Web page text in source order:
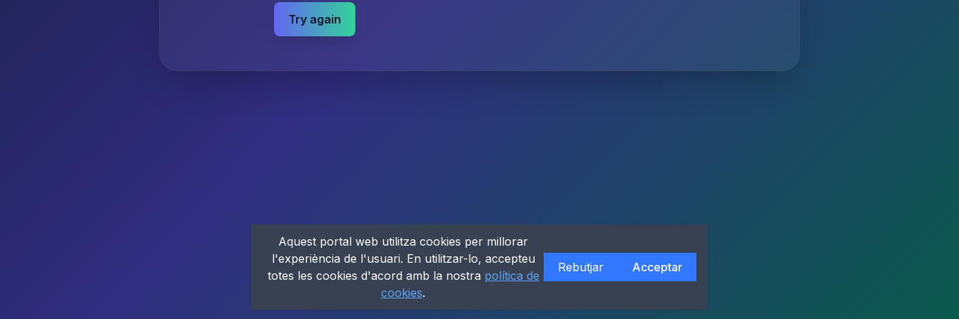
Try again
Aquest portal web utilitza cookies per millorar
l'experiència de l'usuari. En utilitzar-lo, accepteu
totes les cookies d'acord amb la nostra política de
cookies.
Rebutjar Acceptar